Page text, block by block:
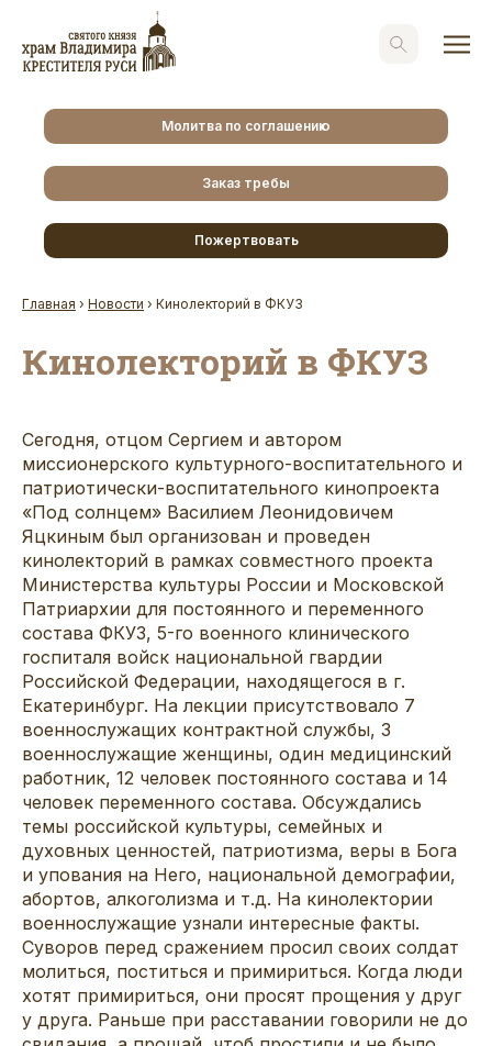
Молитва по соглашению
Заказ требы
Пожертвовать
Главная › Новости › Кинолекторий в ФКУЗ
Кинолекторий в ФКУЗ
Сегодня, отцом Сергием и автором
миссионерского культурного-воспитательного и
патриотически-воспитательного кинопроекта
«Под солнцем» Василием Леонидовичем
Яцкиным был организован и проведен
кинолекторий в рамках совместного проекта
Министерства культуры России и Московской
Патриархии для постоянного и переменного
состава ФКУЗ, 5-го военного клинического
госпиталя войск национальной гвардии
Российской Федерации, находящегося в г.
Екатеринбург. На лекции присутствовало 7
военнослужащих контрактной службы, 3
военнослужащие женщины, один медицинский
работник, 12 человек постоянного состава и 14
человек переменного состава. Обсуждались
темы российской культуры, семейных и
духовных ценностей, патриотизма, веры в Бога
и упования на Него, национальной демографии,
абортов, алкоголизма и т.д. На кинолектории
военнослужащие узнали интересные факты.
Суворов перед сражением просил своих солдат
молиться, поститься и примириться. Когда люди
хотят примириться, они просят прощения у друг
у друга. Раньше при расставании говорили не до